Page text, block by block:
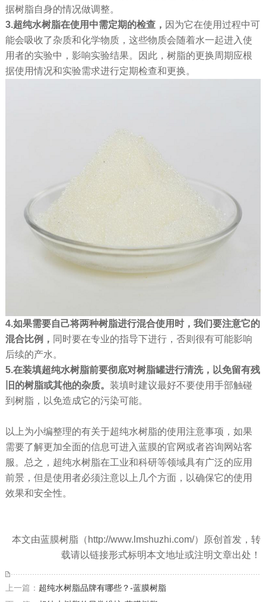
据树脂自身的情况做调整。
3.超纯水树脂在使用中需定期的检查， 因为它在使用过程中可
能会吸收了杂质和化学物质，这些物质会随着水一起进入使
用者的实验中，影响实验结果。因此，树脂的更换周期应根
据使用情况和实验需求进行定期检查和更换。
4.如果需要自己将两种树脂进行混合使用时，我们要注意它的
混合比例， 同时要在专业的指导下进行，否则很有可能影响
后续的产水。
5.在装填超纯水树脂前要彻底对树脂罐进行清洗，以免留有残
旧的树脂或其他的杂质。 装填时建议最好不要使用手部触碰
到树脂，以免造成它的污染可能。
以上为小编整理的有关于超纯水树脂的使用注意事项，如果
需要了解更加全面的信息可进入蓝膜的官网或者咨询网站客
服。总之，超纯水树脂在工业和科研等领域具有广泛的应用
前景，但是使用者必须注意以上几个方面，以确保它的使用
效果和安全性。
本文由蓝膜树脂（http://www.lmshuzhi.com/）原创首发，转
载请以链接形式标明本文地址或注明文章出处！
上一篇： 超纯水树脂品牌有哪些？-蓝膜树脂